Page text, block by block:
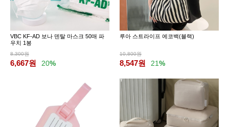
VBC KF-AD 보나 덴탈 마스크 50매 파
우치 1봉
8,300원
6,667원 20%
루아 스트라이프 에코백(블랙)
10,800원
8,547원 21%